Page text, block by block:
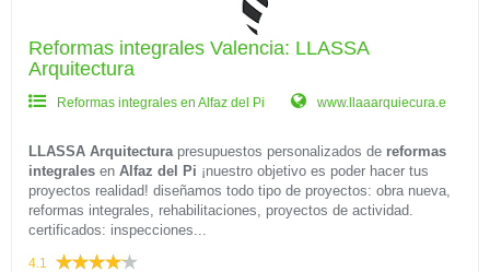
Reformas integrales Valencia: LLASSA
Arquitectura
Reformas integrales en Alfaz del Pi www.llaaarquiecura.e
LLASSA Arquitecturapresupuestos personalizados de reformas
integrales en Alfaz del Pi ¡nuestro objetivo es poder hacer tus
proyectos realidad! diseñamos todo tipo de proyectos: obra nueva,
reformas integrales, rehabilitaciones, proyectos de actividad.
certificados: inspecciones...
4.1